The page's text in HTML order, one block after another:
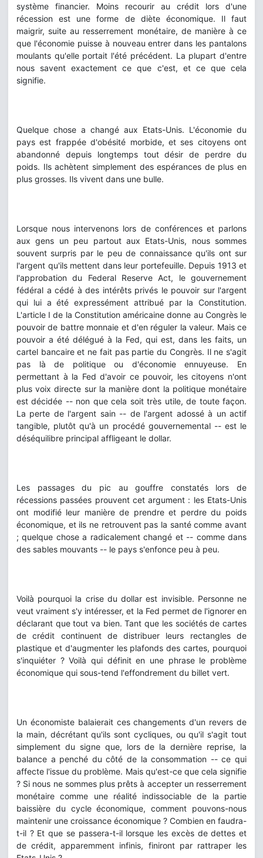
système financier. Moins recourir au crédit lors d'une
récession est une forme de diète économique. Il faut
maigrir, suite au resserrement monétaire, de manière à ce
que l'économie puisse à nouveau entrer dans les pantalons
moulants qu'elle portait l'été précédent. La plupart d'entre
nous savent exactement ce que c'est, et ce que cela
signifie.
Quelque chose a changé aux Etats-Unis. L'économie du
pays est frappée d'obésité morbide, et ses citoyens ont
abandonné depuis longtemps tout désir de perdre du
poids. Ils achètent simplement des espérances de plus en
plus grosses. Ils vivent dans une bulle.
Lorsque nous intervenons lors de conférences et parlons
aux gens un peu partout aux Etats-Unis, nous sommes
souvent surpris par le peu de connaissance qu'ils ont sur
l'argent qu'ils mettent dans leur portefeuille. Depuis 1913 et
l'approbation du Federal Reserve Act, le gouvernement
fédéral a cédé à des intérêts privés le pouvoir sur l'argent
qui lui a été expressément attribué par la Constitution.
L'article I de la Constitution américaine donne au Congrès le
pouvoir de battre monnaie et d'en réguler la valeur. Mais ce
pouvoir a été délégué à la Fed, qui est, dans les faits, un
cartel bancaire et ne fait pas partie du Congrès. Il ne s'agit
pas là de politique ou d'économie ennuyeuse. En
permettant à la Fed d'avoir ce pouvoir, les citoyens n'ont
plus voix directe sur la manière dont la politique monétaire
est décidée -- non que cela soit très utile, de toute façon.
La perte de l'argent sain -- de l'argent adossé à un actif
tangible, plutôt qu'à un procédé gouvernemental -- est le
déséquilibre principal affligeant le dollar.
Les passages du pic au gouffre constatés lors de
récessions passées prouvent cet argument : les Etats-Unis
ont modifié leur manière de prendre et perdre du poids
économique, et ils ne retrouvent pas la santé comme avant
; quelque chose a radicalement changé et -- comme dans
des sables mouvants -- le pays s'enfonce peu à peu.
Voilà pourquoi la crise du dollar est invisible. Personne ne
veut vraiment s'y intéresser, et la Fed permet de l'ignorer en
déclarant que tout va bien. Tant que les sociétés de cartes
de crédit continuent de distribuer leurs rectangles de
plastique et d'augmenter les plafonds des cartes, pourquoi
s'inquiéter ? Voilà qui définit en une phrase le problème
économique qui sous-tend l'effondrement du billet vert.
Un économiste balaierait ces changements d'un revers de
la main, décrétant qu'ils sont cycliques, ou qu'il s'agit tout
simplement du signe que, lors de la dernière reprise, la
balance a penché du côté de la consommation -- ce qui
affecte l'issue du problème. Mais qu'est-ce que cela signifie
? Si nous ne sommes plus prêts à accepter un resserrement
monétaire comme une réalité indissociable de la partie
baissière du cycle économique, comment pouvons-nous
maintenir une croissance économique ? Combien en faudra-
t-il ? Et que se passera-t-il lorsque les excès de dettes et
de crédit, apparemment infinis, finiront par rattraper les